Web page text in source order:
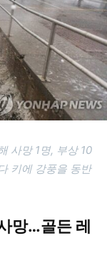
사망 1명, 부상 10
키에 강풍을 동반
망…골든 레